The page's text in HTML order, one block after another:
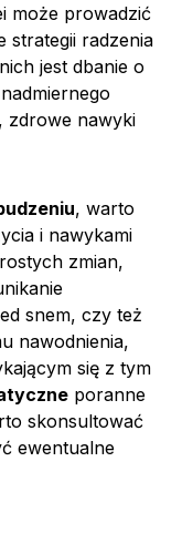
może prowadzić
strategii radzenia
jest dbanie o
zdrowe nawyki
, warto
i nawykami
zmian,
snem, czy też
nawodnienia,
się z tym
poranne
skonsultować
ewentualne